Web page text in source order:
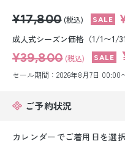
小物販売品
¥17,800 (税込)
成人式シーズン価格（1/1〜1/
¥39,800 (税込)
セール期間：2026年8月7日 00:00
ご予約状況
カレンダーでご着用日を選